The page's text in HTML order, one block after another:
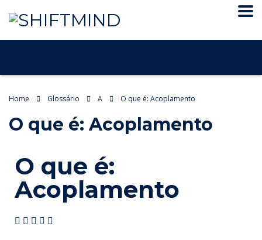
Home Glossário A O que é: Acoplamento
O que é: Acoplamento
O que é:
Acoplamento